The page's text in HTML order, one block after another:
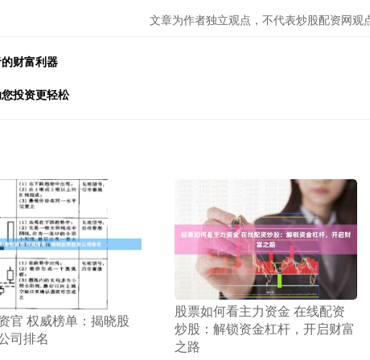
文章为作者独立观点，不代表炒股配资网观
财富利器
投资更轻松
官 权威榜单：揭晓股
司排名
​股票如何看主力资金 在线配资
炒股：解锁资金杠杆，开启财富
之路